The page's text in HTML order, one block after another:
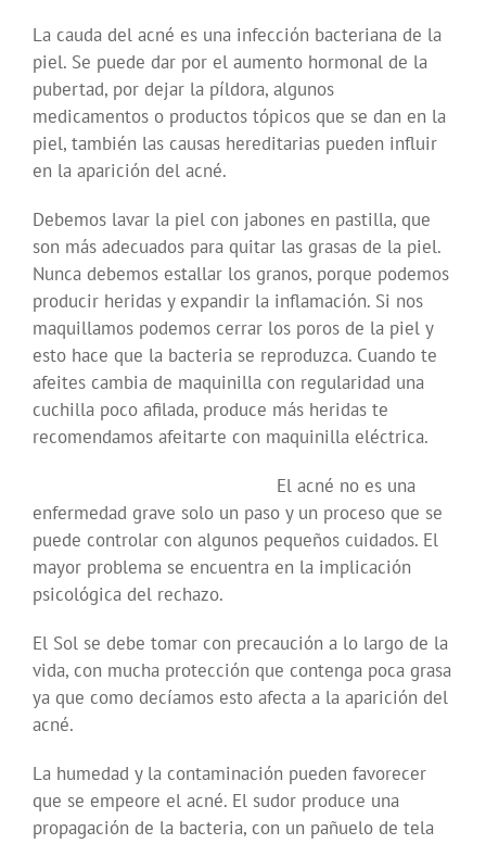
La cauda del acné es una infección bacteriana de la
piel. Se puede dar por el aumento hormonal de la
pubertad, por dejar la píldora, algunos
medicamentos o productos tópicos que se dan en la
piel, también las causas hereditarias pueden influir
en la aparición del acné.
Debemos lavar la piel con jabones en pastilla, que
son más adecuados para quitar las grasas de la piel.
Nunca debemos estallar los granos, porque podemos
producir heridas y expandir la inflamación. Si nos
maquillamos podemos cerrar los poros de la piel y
esto hace que la bacteria se reproduzca. Cuando te
afeites cambia de maquinilla con regularidad una
cuchilla poco afilada, produce más heridas te
recomendamos afeitarte con maquinilla eléctrica.
El acné no es una
enfermedad grave solo un paso y un proceso que se
puede controlar con algunos pequeños cuidados. El
mayor problema se encuentra en la implicación
psicológica del rechazo.
El Sol se debe tomar con precaución a lo largo de la
vida, con mucha protección que contenga poca grasa
ya que como decíamos esto afecta a la aparición del
acné.
La humedad y la contaminación pueden favorecer
que se empeore el acné. El sudor produce una
propagación de la bacteria, con un pañuelo de tela